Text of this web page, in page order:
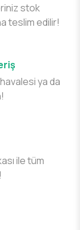
stok
teslim edilir!
ya da
ile tüm